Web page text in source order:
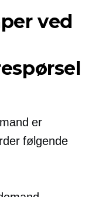
ved
er
følgende